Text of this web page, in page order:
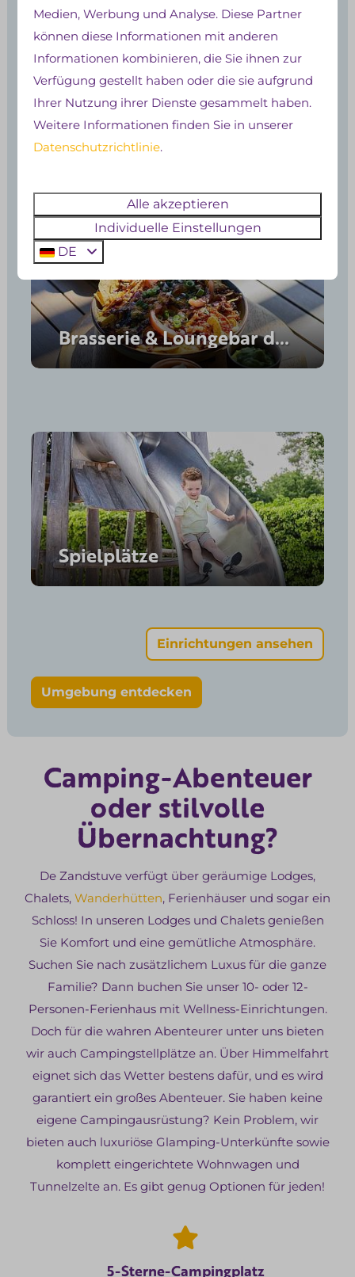
Brasserie & Loungebar de Stoov
Spielplätze
Einrichtungen ansehen
Umgebung entdecken
Camping-Abenteuer
oder stilvolle
Übernachtung?
De Zandstuve verfügt über geräumige Lodges,
Chalets, Wanderhütten, Ferienhäuser und sogar ein
Schloss! In unseren Lodges und Chalets genießen
Sie Komfort und eine gemütliche Atmosphäre.
Suchen Sie nach zusätzlichem Luxus für die ganze
Familie? Dann buchen Sie unser 10- oder 12-
Personen-Ferienhaus mit Wellness-Einrichtungen.
Doch für die wahren Abenteurer unter uns bieten
wir auch Campingstellplätze an. Über Himmelfahrt
eignet sich das Wetter bestens dafür, und es wird
garantiert ein großes Abenteuer. Sie haben keine
eigene Campingausrüstung? Kein Problem, wir
bieten auch luxuriöse Glamping-Unterkünfte sowie
komplett eingerichtete Wohnwagen und
Tunnelzelte an. Es gibt genug Optionen für jeden!
5-Sterne-Campingplatz
Medien, Werbung und Analyse. Diese Partner
können diese Informationen mit anderen
Informationen kombinieren, die Sie ihnen zur
Verfügung gestellt haben oder die sie aufgrund
Ihrer Nutzung ihrer Dienste gesammelt haben.
Weitere Informationen finden Sie in unserer
Datenschutzrichtlinie.
Alle akzeptieren
Individuelle Einstellungen
DE